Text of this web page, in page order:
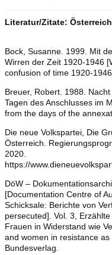
Literatur/Zitate:
Bock, Susanne. 1999. Mit
Wirren der Zeit 1920-1946
confusion of time 1920-
Breuer, Robert. 1988.
Tagen des Anschlusses im
from the days of the
Die neue Volkspartei, Die
Österreich.
2020.
https://
DöW –
[Documentation Centre of
Schicksale: Berichte von
persecuted]. Vol. 3,
Frauen in Widerstand wie
and women in resistance
Bundesverlag.